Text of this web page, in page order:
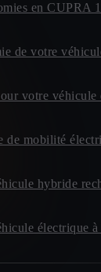
en CUPRA
de votre
votre véhicule
de mobilité
hybride
électrique